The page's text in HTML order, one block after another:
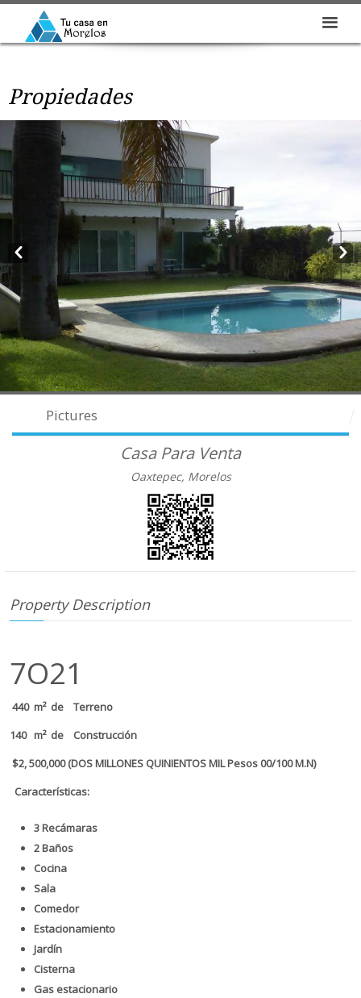
Propiedades
Prev Next
Pictures
Casa Para Venta
Oaxtepec, Morelos
Property Description
7O21
440 m² de Terreno
140 m² de Construcción
$2, 500,000 (DOS MILLONES QUINIENTOS MIL Pesos 00/100 M.N)
Características:
3 Recámaras
2 Baños
Cocina
Sala
Comedor
Estacionamiento
Jardín
Cisterna
Gas estacionario